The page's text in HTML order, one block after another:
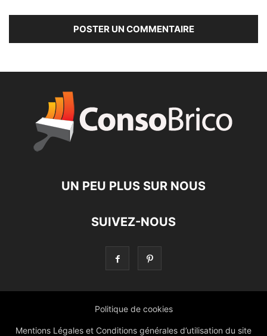
UN PEU PLUS SUR NOUS
SUIVEZ-NOUS
Politique de cookies
Mentions Légales et Conditions générales d’utilisation du site